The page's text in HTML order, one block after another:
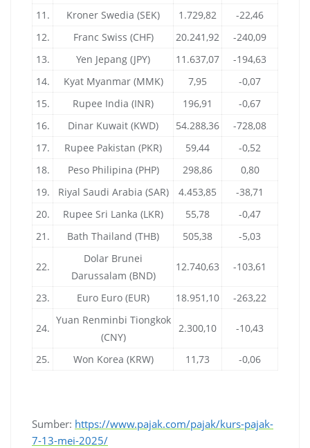
11.
Kroner Swedia (SEK) 1.729,82
-22,46
12.
Franc Swiss (CHF) 20.241,92
-240,09
13.
Yen Jepang (JPY) 11.637,07
-194,63
14.
Kyat Myanmar (MMK) 7,95
-0,07
15.
Rupee India (INR) 196,91
-0,67
16.
Dinar Kuwait (KWD) 54.288,36
-728,08
17.
Rupee Pakistan (PKR) 59,44
-0,52
18.
Peso Philipina (PHP) 298,86
0,80
19.
Riyal Saudi Arabia (SAR) 4.453,85
-38,71
20.
Rupee Sri Lanka (LKR) 55,78
-0,47
21.
Bath Thailand (THB) 505,38 -5,03
22.
Dolar Brunei
Darussalam (BND)
12.740,63 -103,61
23. Euro Euro (EUR) 18.951,10 -263,22
24.
Yuan Renminbi Tiongkok
(CNY)
2.300,10 -10,43
25. Won Korea (KRW) 11,73 -0,06
Sumber: https://www.pajak.com/pajak/kurs-pajak-
7-13-mei-2025/